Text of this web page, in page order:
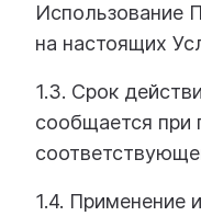
Использование
на настоящих
1.3. Срок
сообщается при
1.4. Применение